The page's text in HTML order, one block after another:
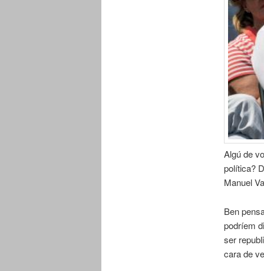
Algú de
política?
Manuel
Ben
podríem
ser
cara de